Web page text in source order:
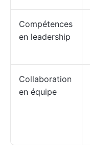
Compétences
en leadership
Collaboration
en équipe